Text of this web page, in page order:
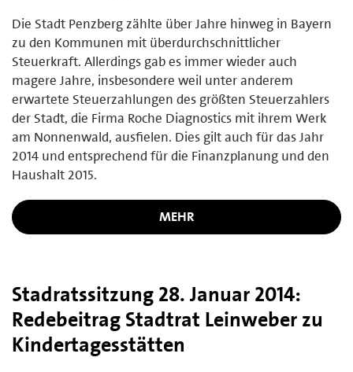
Die Stadt Penzberg zählte über Jahre hinweg in Bayern
zu den Kommunen mit überdurchschnittlicher
Steuerkraft. Allerdings gab es immer wieder auch
magere Jahre, insbesondere weil unter anderem
erwartete Steuerzahlungen des größten Steuerzahlers
der Stadt, die Firma Roche Diagnostics mit ihrem Werk
am Nonnenwald, ausfielen. Dies gilt auch für das Jahr
2014 und entsprechend für die Finanzplanung und den
Haushalt 2015.
MEHR
Stadratssitzung 28. Januar 2014:
Redebeitrag Stadtrat Leinweber zu
Kindertagesstätten